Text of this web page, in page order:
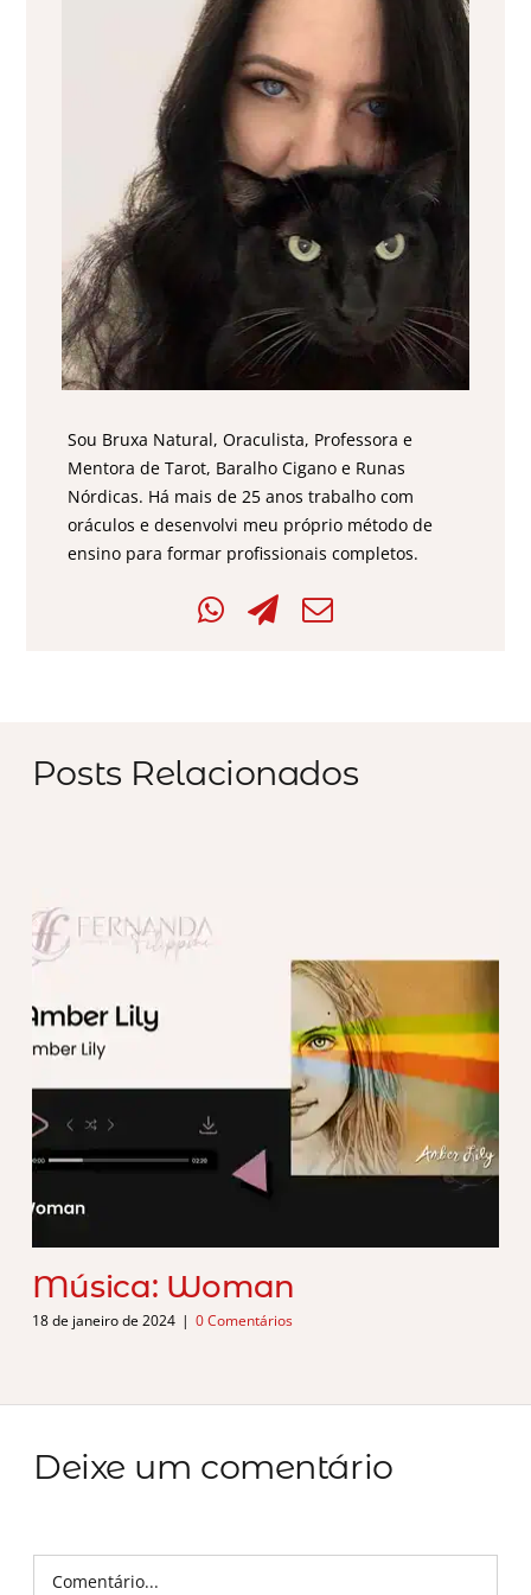
Sou Bruxa Natural, Oraculista, Professora e
Mentora de Tarot, Baralho Cigano e Runas
Nórdicas. Há mais de 25 anos trabalho com
oráculos e desenvolvi meu próprio método de
ensino para formar profissionais completos.
Posts Relacionados
Música: Woman
18 de janeiro de 2024 | 0 Comentários
Deixe um comentário
Comentário